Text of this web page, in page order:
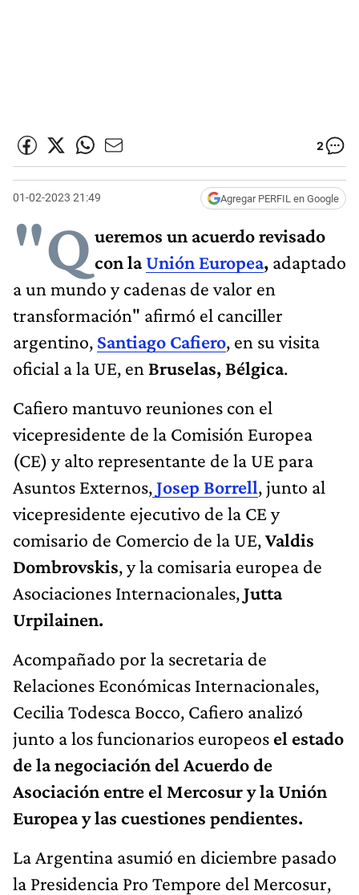
2
01-02-2023 21:49 Agregar PERFIL en Google
"Q ueremos un acuerdo revisado
con laUnión Europea, adaptado
a un mundo y cadenas de valor en
transformación" afirmó el canciller
argentino, Santiago Cafiero, en su visita
oficial a la UE, en Bruselas, Bélgica.
Cafiero mantuvo reuniones con el
vicepresidente de la Comisión Europea
(CE) y alto representante de la UE para
Asuntos Externos,Josep Borrell, junto al
vicepresidente ejecutivo de la CE y
comisario de Comercio de la UE,Valdis
Dombrovskis, y la comisaria europea de
Asociaciones Internacionales,Jutta
Urpilainen.
Acompañado por la secretaria de
Relaciones Económicas Internacionales,
Cecilia Todesca Bocco, Cafiero analizó
junto a los funcionarios europeos el estado
de la negociación del Acuerdo de
Asociación entre el Mercosur y la Unión
Europea y las cuestiones pendientes.
La Argentina asumió en diciembre pasado
la Presidencia Pro Tempore del Mercosur,